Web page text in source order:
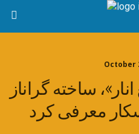
October
ساخته گراناز
معرفی کرد